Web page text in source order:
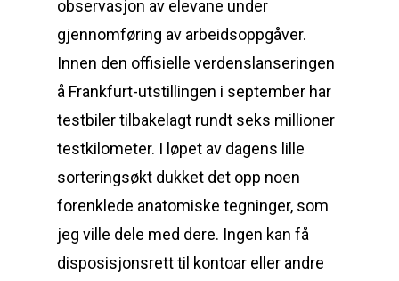
observasjon av elevane under
gjennomføring av arbeidsoppgåver.
Innen den offisielle verdenslanseringen
å Frankfurt-utstillingen i september har
testbiler tilbakelagt rundt seks millioner
testkilometer. I løpet av dagens lille
sorteringsøkt dukket det opp noen
forenklede anatomiske tegninger, som
jeg ville dele med dere. Ingen kan få
disposisjonsrett til kontoar eller andre